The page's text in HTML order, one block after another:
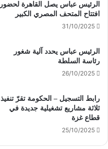
الرئيس عباس يصل القاهرة لحضور
افتتاح المتحف المصري الكبير
31/10/2025
الرئيس عباس يحدد آلية شغور
رئاسة السلطة
26/10/2025
رابط التسجيل – الحكومة تقرّ تنفيذ
ثلاثة مشاريع تشغيلية جديدة في
قطاع غزة
25/10/2025